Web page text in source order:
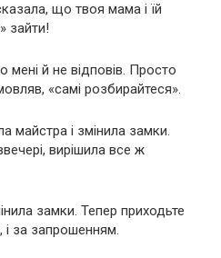
що твоя мама і їй
зайти!
мені й не відповів. Просто
«самі розбирайтеся».
майстра і змінила замки.
вирішила все ж
замки. Тепер приходьте
і за запрошенням.